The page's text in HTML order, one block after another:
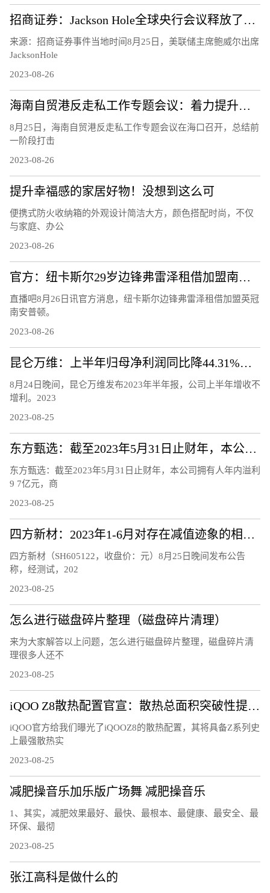
招商证券：Jackson Hole全球央行会议释放了怎样的信号？
来源：招商证券事件当地时间8月25日，美联储主席鲍威尔出席
JacksonHole
2023-08-26
海南自贸港反走私工作专题会议：着力提升风险识别能力 下好风险防控的“先手棋”
8月25日，海南自贸港反走私工作专题会议在海口召开，总结前
一阶段打击
2023-08-26
提升幸福感的家居好物！没想到这么可
便携式防火收纳箱的外观设计简洁大方，颜色搭配时尚，不仅
与家庭、办公
2023-08-26
官方：纽卡斯尔29岁边锋弗雷泽租借加盟南安普顿
直播吧8月26日讯官方消息，纽卡斯尔边锋弗雷泽租借加盟英冠
南安普顿。
2023-08-26
昆仑万维：上半年归母净利润同比降44.31%，股价年内翻番
8月24日晚间，昆仑万维发布2023年半年报，公司上半年增收不
增利。2023
2023-08-25
东方甄选：截至2023年5月31日止财年，本公司拥有人年内溢利9.7亿元，商品交易总额100亿元
东方甄选：截至2023年5月31日止财年，本公司拥有人年内溢利
9 7亿元，商
2023-08-25
四方新材：2023年1-6月对存在减值迹象的相关资产计提减值准备3027.15万元
四方新材（SH605122，收盘价：元）8月25日晚间发布公告
称，经测试，202
2023-08-25
怎么进行磁盘碎片整理（磁盘碎片清理）
来为大家解答以上问题，怎么进行磁盘碎片整理，磁盘碎片清
理很多人还不
2023-08-25
iQOO Z8散热配置官宣：散热总面积突破性提升25%
iQOO官方给我们曝光了iQOOZ8的散热配置，其将具备Z系列史
上最强散热实
2023-08-25
减肥操音乐加乐版广场舞 减肥操音乐
1、其实，减肥效果最好、最快、最根本、最健康、最安全、最
环保、最彻
2023-08-25
张江高科是做什么的